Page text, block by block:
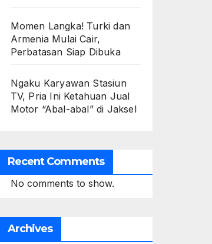
Momen Langka! Turki dan
Armenia Mulai Cair,
Perbatasan Siap Dibuka
Ngaku Karyawan Stasiun
TV, Pria Ini Ketahuan Jual
Motor “Abal-abal” di Jaksel
Recent Comments
No comments to show.
Archives